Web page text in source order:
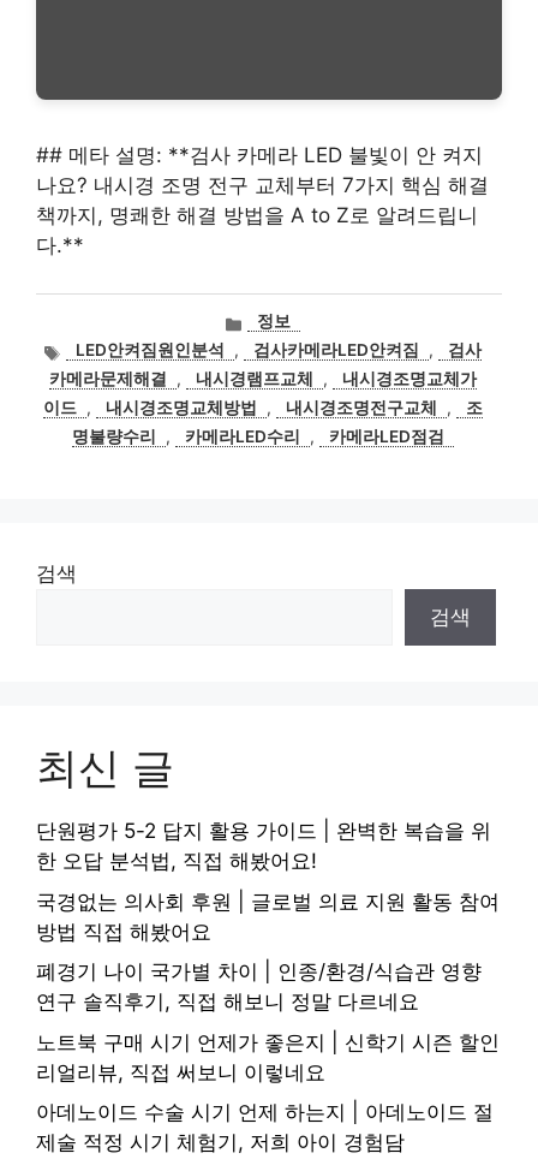
## 메타 설명: **검사 카메라 LED 불빛이 안 켜지
나요? 내시경 조명 전구 교체부터 7가지 핵심 해결
책까지, 명쾌한 해결 방법을 A to Z로 알려드립니
다.**
카
테
고
리
정보
태
그
LED안켜짐원인분석 , 검사카메라LED안켜짐 ,
검사
카메라문제해결
, 내시경램프교체 ,
내시경조명교체가
이드 , 내시경조명교체방법 , 내시경조명전구교체 ,
조
명불량수리
, 카메라LED수리 , 카메라LED점검
검색
검색
최신 글
단원평가 5-2 답지 활용 가이드 | 완벽한 복습을 위
한 오답 분석법, 직접 해봤어요!
국경없는 의사회 후원 | 글로벌 의료 지원 활동 참여
방법 직접 해봤어요
폐경기 나이 국가별 차이 | 인종/환경/식습관 영향
연구 솔직후기, 직접 해보니 정말 다르네요
노트북 구매 시기 언제가 좋은지 | 신학기 시즌 할인
리얼리뷰, 직접 써보니 이렇네요
아데노이드 수술 시기 언제 하는지 | 아데노이드 절
제술 적정 시기 체험기, 저희 아이 경험담